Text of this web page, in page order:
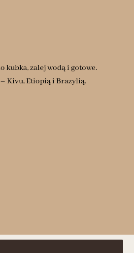
kubka, zalej wodą i gotowe.
Kivu, Etiopią i Brazylią.